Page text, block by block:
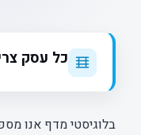
כל עסק
בלוגיסטי מדף אנו